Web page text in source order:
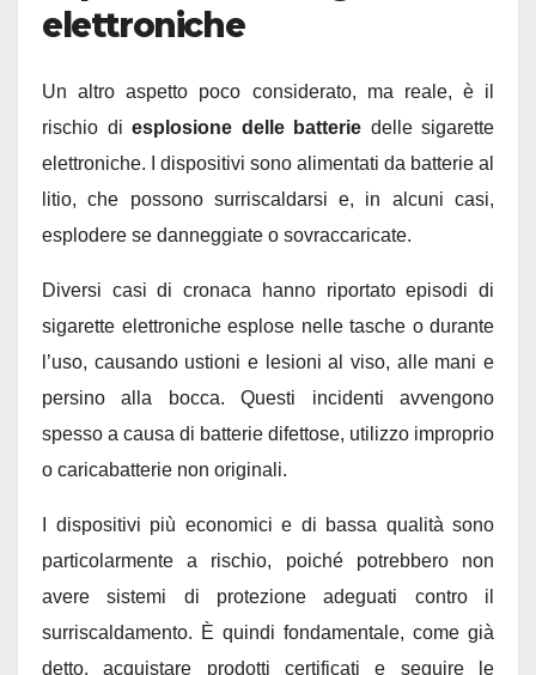
elettroniche
Un altro aspetto poco considerato, ma reale, è il
rischio di esplosione delle batterie delle sigarette
elettroniche. I dispositivi sono alimentati da batterie al
litio, che possono surriscaldarsi e, in alcuni casi,
esplodere se danneggiate o sovraccaricate.
Diversi casi di cronaca hanno riportato episodi di
sigarette elettroniche esplose nelle tasche o durante
l’uso, causando ustioni e lesioni al viso, alle mani e
persino alla bocca. Questi incidenti avvengono
spesso a causa di batterie difettose, utilizzo improprio
o caricabatterie non originali.
I dispositivi più economici e di bassa qualità sono
particolarmente a rischio, poiché potrebbero non
avere sistemi di protezione adeguati contro il
surriscaldamento. È quindi fondamentale, come già
detto, acquistare prodotti certificati e seguire le